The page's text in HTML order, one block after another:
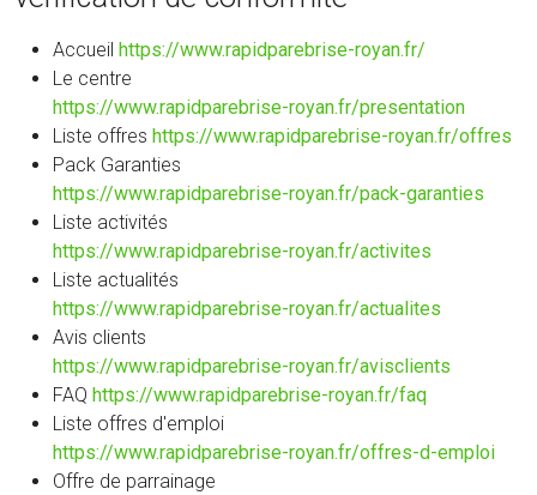
Accueil https://www.rapidparebrise-royan.fr/
Le centre
https://www.rapidparebrise-royan.fr/presentation
Liste offres https://www.rapidparebrise-royan.fr/offres
Pack Garanties
https://www.rapidparebrise-royan.fr/pack-garanties
Liste activités
https://www.rapidparebrise-royan.fr/activites
Liste actualités
https://www.rapidparebrise-royan.fr/actualites
Avis clients
https://www.rapidparebrise-royan.fr/avisclients
FAQ https://www.rapidparebrise-royan.fr/faq
Liste offres d'emploi
https://www.rapidparebrise-royan.fr/offres-d-emploi
Offre de parrainage